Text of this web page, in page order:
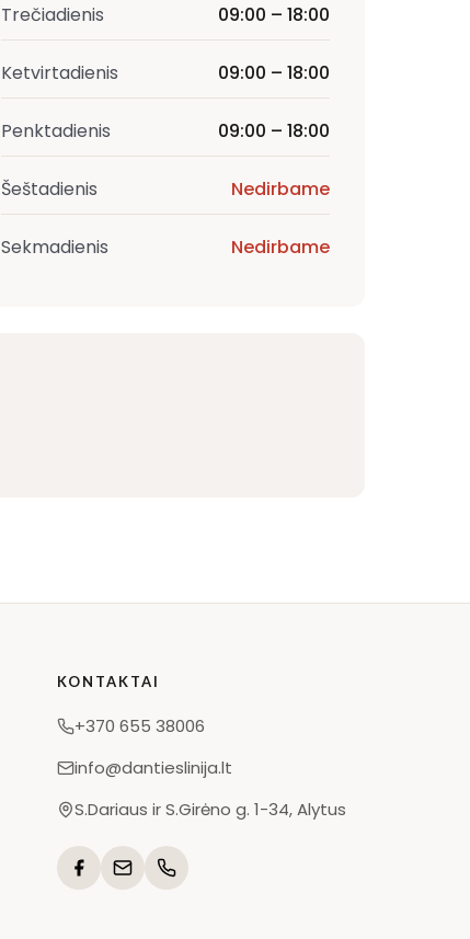
Trečiadienis 09:00 – 18:00
Ketvirtadienis 09:00 – 18:00
Penktadienis 09:00 – 18:00
Šeštadienis Nedirbame
Sekmadienis Nedirbame
KONTAKTAI
+370 655 38006
info@dantieslinija.lt
S.Dariaus ir S.Girėno g. 1-34, Alytus